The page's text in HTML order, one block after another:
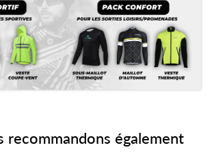
recommandons également